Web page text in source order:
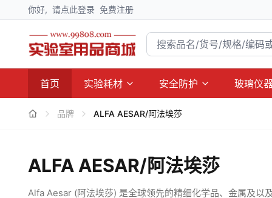
你好, 请点此登录 免费注册
首页 实验耗材 安全防护 玻璃仪
品牌 ALFA AESAR/阿法埃莎
ALFA AESAR/阿法埃莎
Alfa Aesar (阿法埃莎) 是全球领先的精细化学品、金属及以